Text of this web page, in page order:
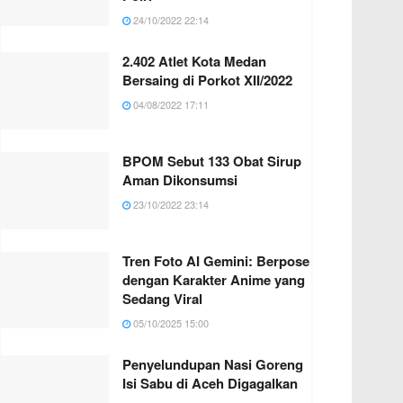
24/10/2022 22:14
2.402 Atlet Kota Medan
Bersaing di Porkot XII/2022
04/08/2022 17:11
BPOM Sebut 133 Obat Sirup
Aman Dikonsumsi
23/10/2022 23:14
Tren Foto AI Gemini: Berpose
dengan Karakter Anime yang
Sedang Viral
05/10/2025 15:00
Penyelundupan Nasi Goreng
Isi Sabu di Aceh Digagalkan